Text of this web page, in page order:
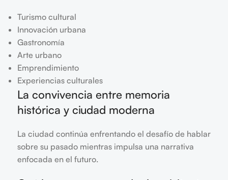
Turismo cultural
Innovación urbana
Gastronomía
Arte urbano
Emprendimiento
Experiencias culturales
La convivencia entre memoria
histórica y ciudad moderna
La ciudad continúa enfrentando el desafío de hablar
sobre su pasado mientras impulsa una narrativa
enfocada en el futuro.